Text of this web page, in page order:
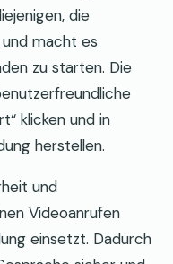
die
macht es
zu starten. Die
klicken und in
herstellen.
und
Videoanrufen
einsetzt. Dadurch